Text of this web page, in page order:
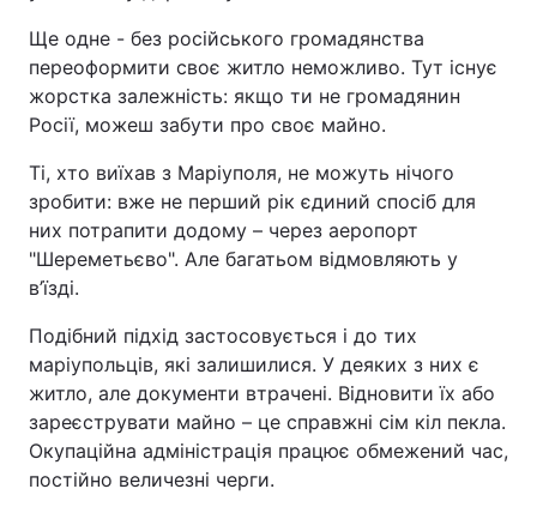
Ще одне - без російського громадянства
переоформити своє житло неможливо. Тут існує
жорстка залежність: якщо ти не громадянин
Росії, можеш забути про своє майно.
Ті, хто виїхав з Маріуполя, не можуть нічого
зробити: вже не перший рік єдиний спосіб для
них потрапити додому – через аеропорт
"Шереметьєво". Але багатьом відмовляють у
в’їзді.
Подібний підхід застосовується і до тих
маріупольців, які залишилися. У деяких з них є
житло, але документи втрачені. Відновити їх або
зареєструвати майно – це справжні сім кіл пекла.
Окупаційна адміністрація працює обмежений час,
постійно величезні черги.